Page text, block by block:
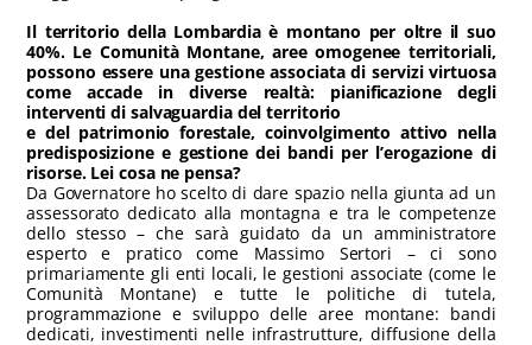
Il territorio della Lombardia è montano per oltre il suo
40%. Le Comunità Montane, aree omogenee territoriali,
possono essere una gestione associata di servizi virtuosa
come accade in diverse realtà: pianificazione degli
interventi di salvaguardia del territorio
e del patrimonio forestale, coinvolgimento attivo nella
predisposizione e gestione dei bandi per l’erogazione di
risorse. Lei cosa ne pensa?
Da Governatore ho scelto di dare spazio nella giunta ad un
assessorato dedicato alla montagna e tra le competenze
dello stesso – che sarà guidato da un amministratore
esperto e pratico come Massimo Sertori – ci sono
primariamente gli enti locali, le gestioni associate (come le
Comunità Montane) e tutte le politiche di tutela,
programmazione e sviluppo delle aree montane: bandi
dedicati, investimenti nelle infrastrutture, diffusione della